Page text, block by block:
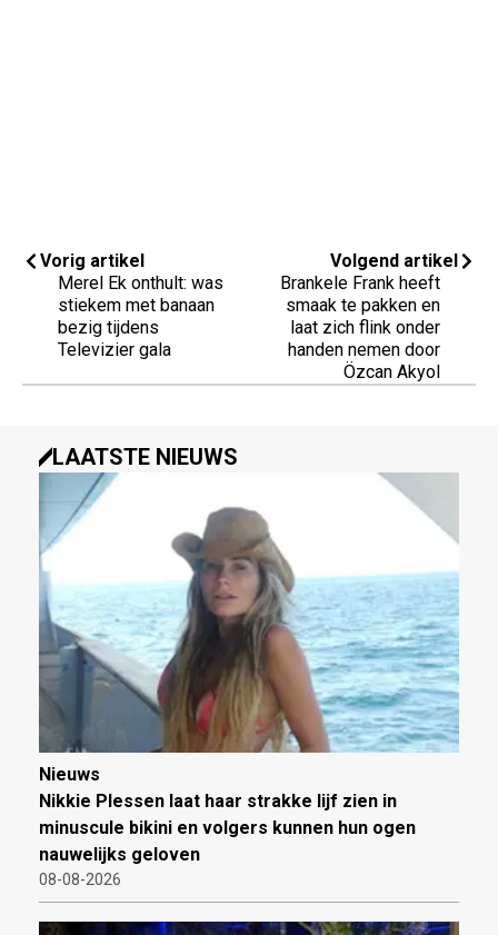
Vorig artikel
Merel Ek onthult: was
stiekem met banaan
bezig tijdens
Televizier gala
Volgend artikel
Brankele Frank heeft
smaak te pakken en
laat zich flink onder
handen nemen door
Özcan Akyol
LAATSTE NIEUWS
Nieuws
Nikkie Plessen laat haar strakke lijf zien in
minuscule bikini en volgers kunnen hun ogen
nauwelijks geloven
08-08-2026